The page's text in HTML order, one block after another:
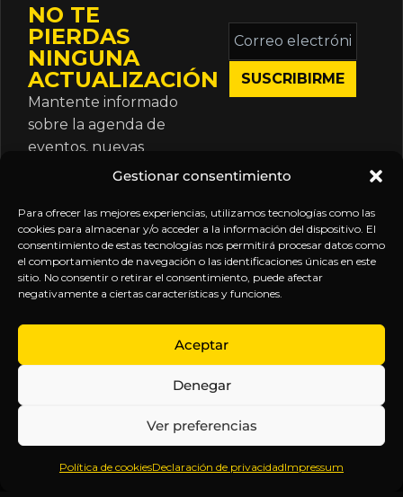
Gestionar consentimiento
Para ofrecer las mejores experiencias, utilizamos tecnologías como las
cookies para almacenar y/o acceder a la información del dispositivo. El
consentimiento de estas tecnologías nos permitirá procesar datos como
el comportamiento de navegación o las identificaciones únicas en este
sitio. No consentir o retirar el consentimiento, puede afectar
negativamente a ciertas características y funciones.
Aceptar
Denegar
Ver preferencias
Política de cookiesDeclaración de privacidadImpressum
NO TE
PIERDAS
NINGUNA
ACTUALIZACIÓN
Mantente informado
sobre la agenda de
eventos, nuevas
publicaciones y
suscripción.
Correo
electrónico
*
Inteligencia
Anticipándonos
EXPLORA
Inicio
Sobre
Contenido
Webinars
LEGAL
Política
de
Términos y
Aviso
SÍGUENOS